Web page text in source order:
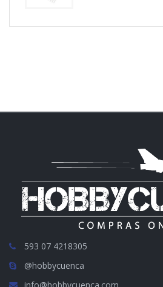
593 07 4218305
@hobbycuenca
info@hobbycuenca.com